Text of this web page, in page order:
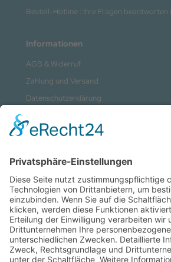
Bestell-Hotline : Ihre Fragen beantworten
Informationen
AGB & Widerruf
Zahlung und Versand
Datenschutzerklärung
Impressum
Zahlungsmethoden